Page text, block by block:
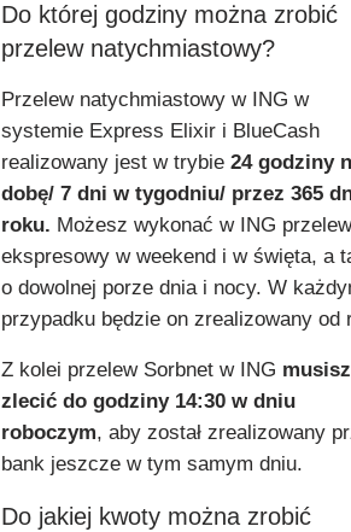
Do której godziny można zrobić
przelew natychmiastowy?
Przelew natychmiastowy w ING w
systemie Express Elixir i BlueCash
realizowany jest w trybie 24 godziny
dobę/ 7 dni w tygodniu/ przez 365
roku. Możesz wykonać w ING przelew
ekspresowy w weekend i w święta, a
o dowolnej porze dnia i nocy. W
przypadku będzie on zrealizowany od
Z kolei przelew Sorbnet w ING musisz
zlecić do godziny 14:30 w dniu
roboczym, aby został zrealizowany
bank jeszcze w tym samym dniu.
Do jakiej kwoty można zrobić